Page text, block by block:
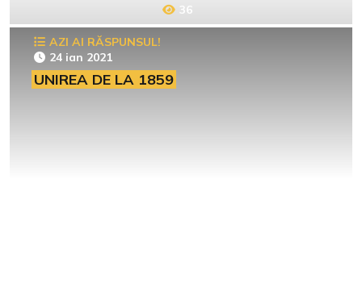
36
AZI AI RĂSPUNSUL!
24 ian 2021
UNIREA DE LA 1859